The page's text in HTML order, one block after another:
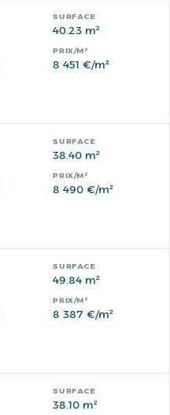
40.23 m²
8 451 €/m²
38.40 m²
8 490 €/m²
49.84 m²
8 387 €/m²
38.10 m²